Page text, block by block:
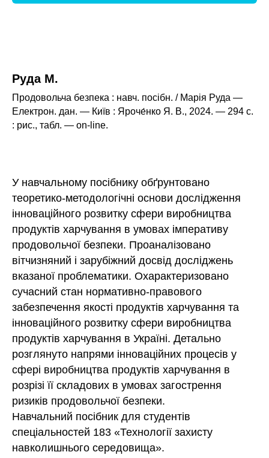
Руда М.
Продовольча безпека : навч. посібн. / Марія Руда —
Електрон. дан. — Київ : Яроче́нко Я. В., 2024. — 294 с.
: рис., табл. — оn-line.
У навчальному посібнику обґрунтовано
теоретико-методологічні основи дослідження
інноваційного розвитку сфери виробництва
продуктів харчування в умовах імперативу
продовольчої безпеки. Проаналізовано
вітчизняний і зарубіжний досвід досліджень
вказаної проблематики. Охарактеризовано
сучасний стан нормативно-правового
забезпечення якості продуктів харчування та
інноваційного розвитку сфери виробництва
продуктів харчування в Україні. Детально
розглянуто напрями інноваційних процесів у
сфері виробництва продуктів харчування в
розрізі її складових в умовах загострення
ризиків продовольчої безпеки.
Навчальний посібник для студентів
спеціальностей 183 «Технології захисту
навколишнього середовища».